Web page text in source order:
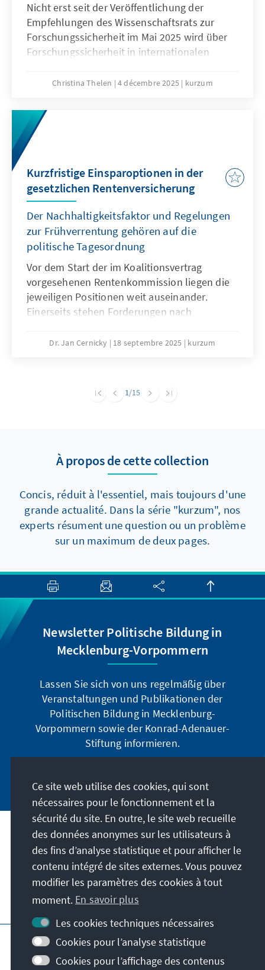
Nicht erst seit der Veröffentlichung der
Empfehlungen des Wissenschaftsrats zur
Forschungssicherheit im Mai 2025 wird über
Forschungssicherheit in internationalen
diese noch bis vor wenigen Jahren im
Internationalität in der Forschung als
Wissenstreiber und Goldstandard – rücken
spätestens seit dem Überfall Russlands auf
Kooperationen immer mehr in den Fokus.
Christina Thelen 4 décembre 2025 kurzum
Kurzfristige Einsparoptionen in der
gesetzlichen Rentenversicherung
Der Nachhaltigkeitsfaktor und Regelungen
zur Frühverrentung gehören auf die
politische Tagesordnung
Vor dem Start der im Koalitionsvertrag
vorgesehenen Rentenkommission liegen die
jeweiligen Positionen weit auseinander.
Einerseits stehen Forderungen nach
Kürzung von Leistungen abgelehnt. Eine
adressiert, sollte zwar weiter das Ziel sein,
aber zumindest zwei Elemente, die auch
kurzfristig politisch durchsetzbar sein sollten.
Dr. Jan Cernicky 18 septembre 2025 kurzum
1/15
À propos de cette collection
Concis, réduit à l'essentiel, mais toujours d'une
grande actualité. Dans la série "kurzum", nos
experts résument une question ou un problème
sur un maximum de deux pages.
Newsletter Politische Bildung in
Mecklenburg-Vorpommern
Lassen Sie sich von uns regelmäßig über
Veranstaltungen und Publikationen der
Politischen Bildung in Mecklenburg-
Vorpommern sowie der Konrad-Adenauer-
Stiftung informieren.
Adresse
Contact
Visitez aussi
Page principale de la KAS
Impressum
Protection des données
Conditions d'utilisation
Ce site web utilise des cookies, qui sont
nécessaires pour le fonctionnement et la
sécurité du site. En outre, le site web recueille
des données anonymes sur les utilisateurs à
des fins d’analyse statistique et pour afficher le
contenu intégré de sites externes. Vous pouvez
modifier les paramètres des cookies à tout
moment. En savoir plus
Les cookies techniques nécessaires
Cookies pour l’analyse statistique
Cookies pour l’affichage des contenus